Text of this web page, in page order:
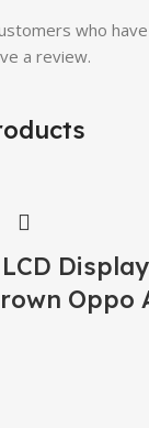
who
a review.
Oppo